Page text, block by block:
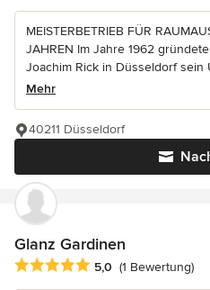
MEISTERBETRIEB FÜR
JAHREN Im Jahre 1962
Joachim Rick in Düsseldorf sein
Mehr
40211 Düsseldorf
Glanz Gardinen
Durchschnittliche Bewertung: 5
5,0 (1 Bewertung)